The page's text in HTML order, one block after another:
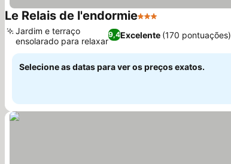
Le Relais de l'endormie3 Estrelas
9,4Excelente (170 pontuações)
Jardim e terraço
ensolarado para relaxar
Selecione as datas para ver os preços exatos.